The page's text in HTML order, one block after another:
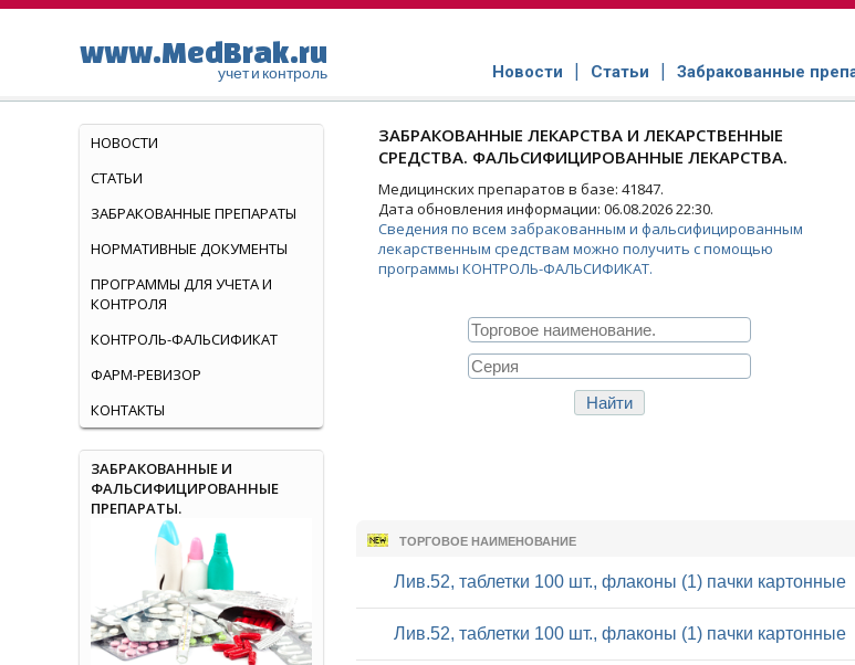
www.MedBrak.ru
учет и контроль Новости Статьи Забракованные
ЗАБРАКОВАННЫЕ ЛЕКАРСТВА И ЛЕКАРСТВЕННЫЕ
СРЕДСТВА. ФАЛЬСИФИЦИРОВАННЫЕ ЛЕКАРСТВА.
Медицинских препаратов в базе: 41847.
Дата обновления информации: 06.08.2026 22:30.
Сведения по всем забракованным и фальсифицированным
лекарственным средствам можно получить с помощью
программы КОНТРОЛЬ-ФАЛЬСИФИКАТ.
ТОРГОВОЕ НАИМЕНОВАНИЕ
Лив.52, таблетки 100 шт., флаконы (1) пачки картонные
Лив.52, таблетки 100 шт., флаконы (1) пачки картонные
НОВОСТИ
СТАТЬИ
ЗАБРАКОВАННЫЕ ПРЕПАРАТЫ
НОРМАТИВНЫЕ ДОКУМЕНТЫ
ПРОГРАММЫ ДЛЯ УЧЕТА И
КОНТРОЛЯ
КОНТРОЛЬ-ФАЛЬСИФИКАТ
ФАРМ-РЕВИЗОР
КОНТАКТЫ
ЗАБРАКОВАННЫЕ И
ФАЛЬСИФИЦИРОВАННЫЕ
ПРЕПАРАТЫ.